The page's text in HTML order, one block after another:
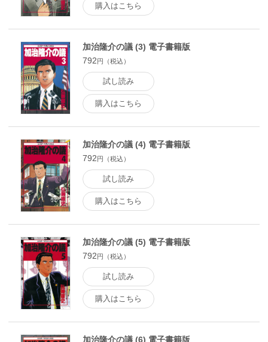
購入はこちら
加治隆介の議 (3) 電子書籍版
792円（税込）
試し読み
購入はこちら
加治隆介の議 (4) 電子書籍版
792円（税込）
試し読み
購入はこちら
加治隆介の議 (5) 電子書籍版
792円（税込）
試し読み
購入はこちら
加治隆介の議 (6) 電子書籍版